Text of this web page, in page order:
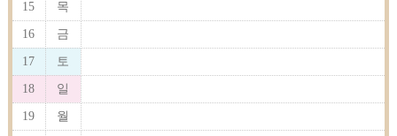
15 목
16 금
17 토
18 일
19 월